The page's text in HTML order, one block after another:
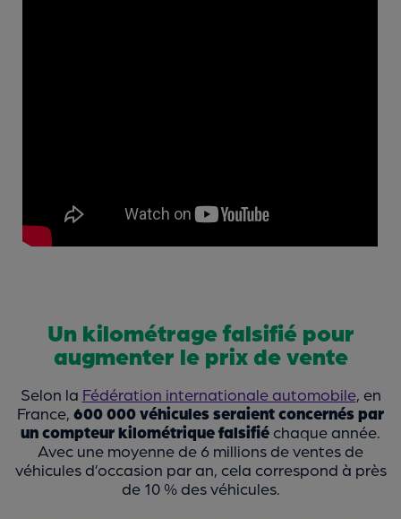
Un kilométrage falsifié pour
augmenter le prix de vente
Selon la Fédération internationale automobile, en
France, 600 000 véhicules seraient concernés par
un compteur kilométrique falsifié chaque année.
Avec une moyenne de 6 millions de ventes de
véhicules d’occasion par an, cela correspond à près
de 10 % des véhicules.